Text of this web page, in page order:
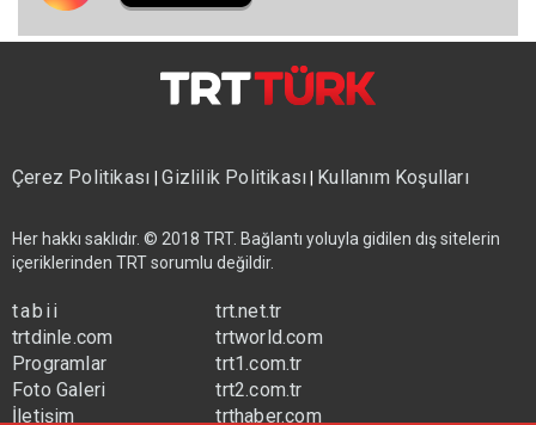
Çerez Politikası|Gizlilik Politikası| Kullanım Koşulları
Her hakkı saklıdır. © 2018 TRT. Bağlantı yoluyla gidilen dış sitelerin
içeriklerinden TRT sorumlu değildir.
tabii
trtdinle.com
Programlar
Foto Galeri
İletişim
trt.net.tr
trtworld.com
trt1.com.tr
trt2.com.tr
trthaber.com